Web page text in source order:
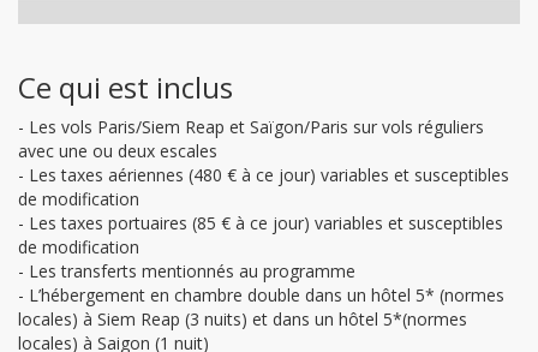
Ce qui est inclus
- Les vols Paris/Siem Reap et Saïgon/Paris sur vols réguliers
avec une ou deux escales
- Les taxes aériennes (480 € à ce jour) variables et susceptibles
de modification
- Les taxes portuaires (85 € à ce jour) variables et susceptibles
de modification
- Les transferts mentionnés au programme
- L’hébergement en chambre double dans un hôtel 5* (normes
locales) à Siem Reap (3 nuits) et dans un hôtel 5*(normes
locales) à Saigon (1 nuit)